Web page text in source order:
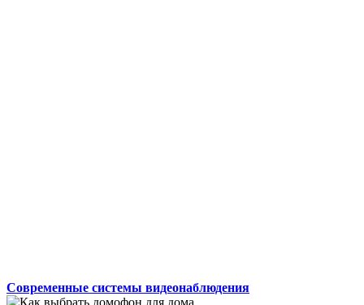
Современные системы видеонаблюдения